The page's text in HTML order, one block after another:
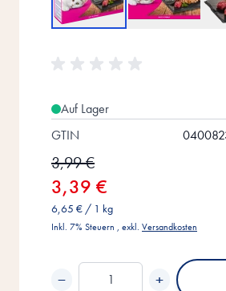
Auf Lager
GTIN
3,99 €
3,39 €
6,65 € / 1 kg
Inkl. 7% Steuern , exkl. Versandkosten
− +